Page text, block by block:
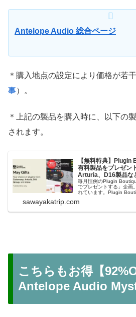
Antelope Audio 総合ページ
＊購入地点の設定により価格が若
事）。
＊上記の製品を購入時に、以下の
されます。
【無料特典】Plugin
有料製品をプレゼン
Arturia、D16製品な
毎月恒例のPlugin
でプレゼントする」企画
れています。Plugin
うことができます。＊無
sawayakatrip.com
こちらもお得【
Antelope Audio